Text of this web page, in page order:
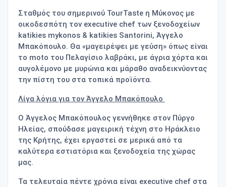
Σταθμός του σημερινού TourTaste η Μύκονος με
οικοδεσπότη τον executive chef των ξενοδοχείων
katikies mykonos & katikies Santorini, Άγγελο
Μπακόπουλο. Θα «μαγειρέψει με γεύση» όπως είναι
το moto του Πελαγίσιο λαβράκι, με άγρια χόρτα και
αυγολέμονο με μυρώνια και μάραθο αναδεικνύοντας
την πίστη του στα τοπικά προϊόντα.
Λίγα λόγια για τον Άγγελο Μπακόπουλο
Ο Άγγελος Μπακόπουλος γεννήθηκε στον Πύργο
Ηλείας, σπούδασε μαγειρική τέχνη στο Ηράκλειο
της Κρήτης, έχει εργαστεί σε μερικά από τα
καλύτερα εστιατόρια και ξενοδοχεία της χώρας
μας.
Τα τελευταία πέντε χρόνια είναι executive chef στα